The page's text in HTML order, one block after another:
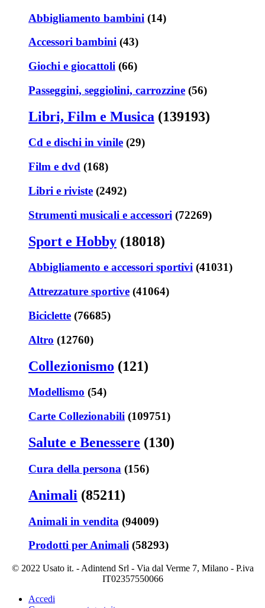
Abbigliamento bambini (14)
Accessori bambini (43)
Giochi e giocattoli (66)
Passeggini, seggiolini, carrozzine (56)
Libri, Film e Musica (139193)
Cd e dischi in vinile (29)
Film e dvd (168)
Libri e riviste (2492)
Strumenti musicali e accessori (72269)
Sport e Hobby (18018)
Abbigliamento e accessori sportivi (41031)
Attrezzature sportive (41064)
Biciclette (76685)
Altro (12760)
Collezionismo (121)
Modellismo (54)
Carte Collezionabili (109751)
Salute e Benessere (130)
Cura della persona (156)
Animali (85211)
Animali in vendita (94009)
Prodotti per Animali (58293)
© 2022 Usato it. - Adintend Srl - Via dal Verme 7, Milano - P.iva
IT02357550066
Accedi